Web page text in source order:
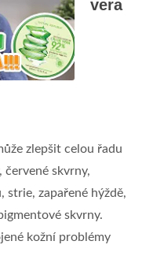
vera
zlepšit celou řadu
červené skvrny,
strie, zapařené hýždě,
skvrny.
kožní problémy